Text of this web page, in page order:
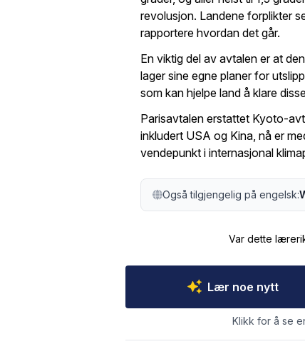
revolusjon. Landene forplikter
rapportere hvordan det går.
En viktig del av avtalen er at
lager sine egne planer for
som kan hjelpe land å klare
Parisavtalen erstattet Kyoto-
inkludert USA og Kina, nå er
vendepunkt i internasjonal
Også tilgjengelig på engelsk:
Var dette
Lær noe nytt
Klikk for å se